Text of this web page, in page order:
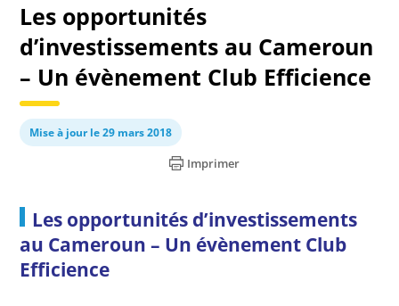
Les opportunités
d’investissements au Cameroun
– Un évènement Club Efficience
Mise à jour le 29 mars 2018
Imprimer
Les opportunités d’investissements
au Cameroun – Un évènement Club
Efficience